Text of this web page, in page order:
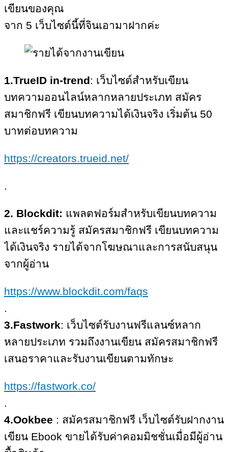
เขียนของคุณ
จาก 5 เว็บ​ไซต์​นี้ที่จินเอามาฝากค่ะ
1.TrueID in-trend: เว็บไซต์สำหรับเขียน
บทความออนไลน์หลากหลายประเภท สมัคร
สมาชิกฟรี เขียนบทความได้เงินจริง เริ่มต้น 50
บาทต่อบทความ
https://creators.trueid.net/
.
2. Blockdit: แพลตฟอร์มสำหรับเขียนบทความ
และแชร์ความรู้ สมัครสมาชิกฟรี เขียนบทความ
ได้เงินจริง รายได้จากโฆษณาและการสนับสนุน
จากผู้อ่าน
https://www.blockdit.com/faqs
.
3.Fastwork: เว็บไซต์รับงานฟรีแลนซ์หลาก
หลายประเภท รวมถึงงานเขียน สมัครสมาชิกฟรี
เสนอราคาและรับงานเขียนตามทักษะ
https://fastwork.co/
.
4.Ookbee ​ : สมัครสมาชิกฟรี เว็บไซต์รับฝากงาน
เขียน Ebook​ ขายได้รับค่าคอมมิชชั่นเมื่อมีผู้อ่าน